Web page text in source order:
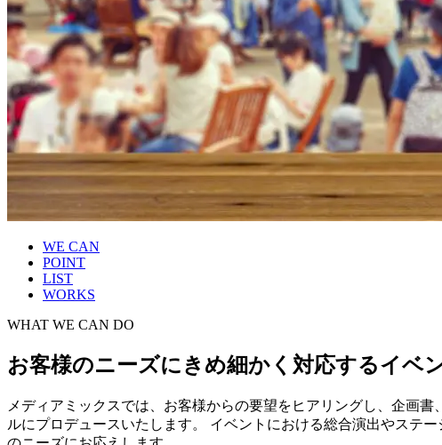
WE CAN
POINT
LIST
WORKS
WHAT WE CAN DO
お客様のニーズにきめ細かく対応するイベ
メディアミックスでは、お客様からの要望をヒアリングし、企画
ルにプロデュースいたします。 イベントにおける総合演出やステ